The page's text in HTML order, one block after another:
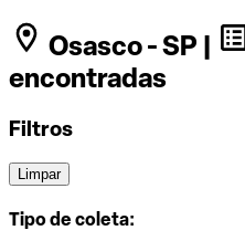
Osasco - SP |
encontradas
Filtros
Limpar
Tipo de coleta: